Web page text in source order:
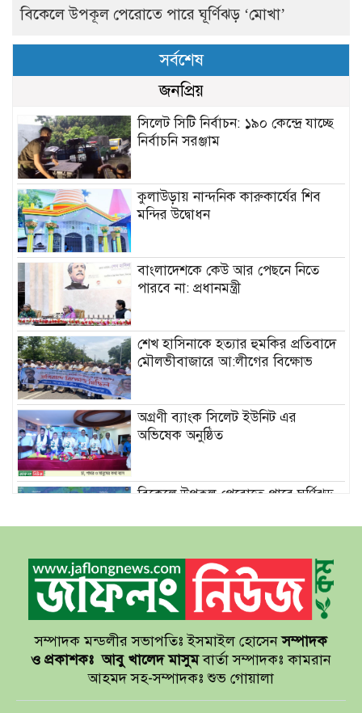
বিকেলে উপকূল পেরোতে পারে ঘূর্ণিঝড় ‘মোখা’
সর্বশেষ
জনপ্রিয়
সিলেট সিটি নির্বাচন: ১৯০ কেন্দ্রে যাচ্ছে
নির্বাচনি সরঞ্জাম
কুলাউড়ায় নান্দনিক কারুকার্যের শিব
মন্দির উদ্বোধন
বাংলাদেশকে কেউ আর পেছনে নিতে
পারবে না: প্রধানমন্ত্রী
শেখ হাসিনাকে হত্যার হুমকির প্রতিবাদে
মৌলভীবাজারে আ:লীগের বিক্ষোভ
অগ্রণী ব্যাংক সিলেট ইউনিট এর
অভিষেক অনুষ্ঠিত
বিকেলে উপকূল পেরোতে পারে ঘূর্ণিঝড়
সেন্টমার্টিনের সব হোটেল-মোটেল-
রিসোর্টকে আশ্রয়কেন্দ্র ঘোষণা
বাখমুত পুনরুদ্ধারের দাবি ইউক্রেনের
সম্পাদক মন্ডলীর সভাপতিঃ ইসমাইল হোসেনসম্পাদক
ও প্রকাশকঃ আবু খালেদ মাসুমবার্তা সম্পাদকঃ কামরান
আহমদ সহ-সম্পাদকঃ শুভ গোয়ালা